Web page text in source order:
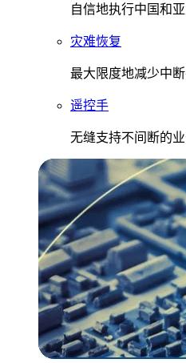
自信地执行中国和
灾难恢复
最大限度地减少中
遥控手
无缝支持不间断的